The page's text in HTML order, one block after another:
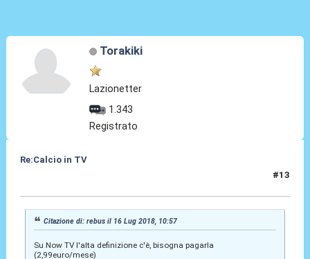
Torakiki
Lazionetter
1.343
Registrato
Re:Calcio in TV
#13
Citazione di: rebus il 16 Lug 2018, 10:57
Su Now TV l'alta definizione c'è, bisogna pagarla
(2,99euro/mese)